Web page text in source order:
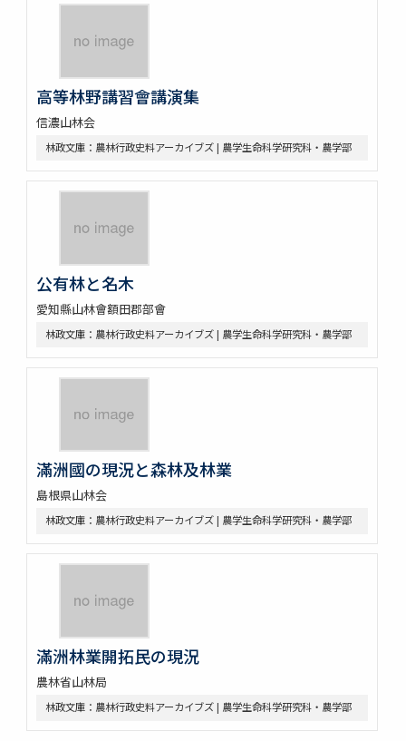
高等林野講習會講演集
信濃山林会
林政文庫：農林行政史料アーカイブズ | 農学生命科学研究科・農学部
公有林と名木
愛知縣山林會額田郡部會
林政文庫：農林行政史料アーカイブズ | 農学生命科学研究科・農学部
滿洲國の現況と森林及林業
島根県山林会
林政文庫：農林行政史料アーカイブズ | 農学生命科学研究科・農学部
滿洲林業開拓民の現況
農林省山林局
林政文庫：農林行政史料アーカイブズ | 農学生命科学研究科・農学部